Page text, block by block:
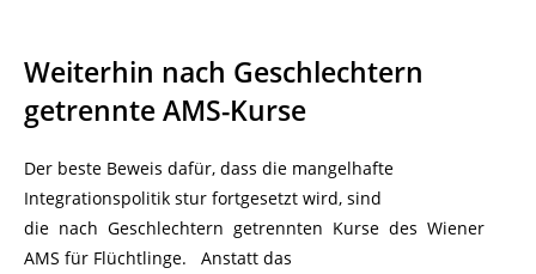
Weiterhin nach Geschlechtern
getrennte AMS-Kurse
Der beste Beweis dafür, dass die mangelhafte
Integrationspolitik stur fortgesetzt wird, sind
die nach Geschlechtern getrennten Kurse des Wiener
AMS für Flüchtlinge. Anstatt das